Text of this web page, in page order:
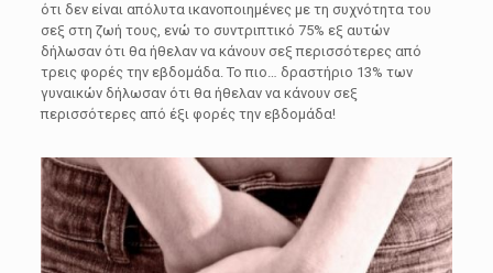
ότι δεν είναι απόλυτα ικανοποιημένες με τη συχνότητα του
σεξ στη ζωή τους, ενώ το συντριπτικό 75% εξ αυτών
δήλωσαν ότι θα ήθελαν να κάνουν σεξ περισσότερες από
τρεις φορές την εβδομάδα. Το πιο… δραστήριο 13% των
γυναικών δήλωσαν ότι θα ήθελαν να κάνουν σεξ
περισσότερες από έξι φορές την εβδομάδα!